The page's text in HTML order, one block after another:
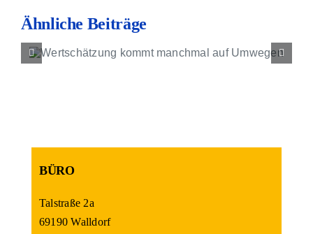
Ähnliche Beiträge
Business Coaching
BÜRO
Talstraße 2a
69190 Walldorf